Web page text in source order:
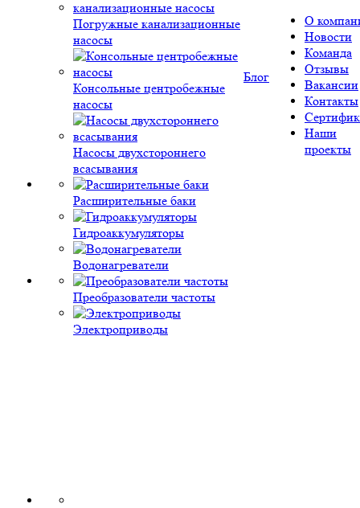
Погружные канализационные
насосы
Консольные центробежные
насосы
Насосы двухстороннего
всасывания
Расширительные баки
Гидроаккумуляторы
Водонагреватели
Преобразователи частоты
Электроприводы
Блог
О
Новости
Команда
Отзывы
Вакансии
Контакты
Наши
проекты